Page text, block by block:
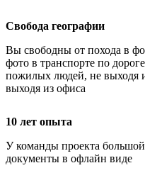
Свобода географии
Вы свободны от похода в
фото в транспорте по
пожилых людей, не выходя
выходя из офиса
10 лет опыта
У команды проекта
документы в офлайн виде